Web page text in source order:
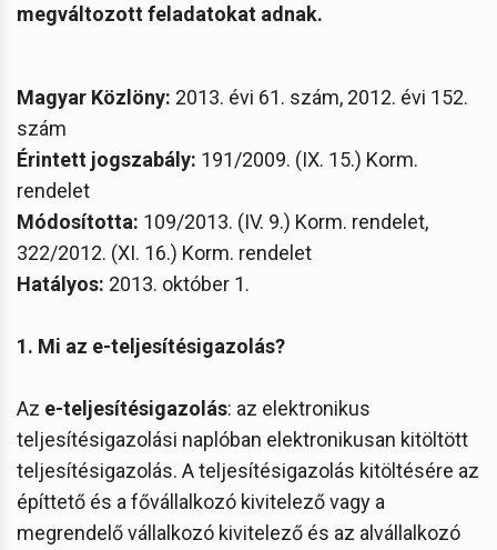
megváltozott feladatokat adnak.
Magyar Közlöny: 2013. évi 61. szám, 2012. évi 152.
szám
Érintett jogszabály: 191/2009. (IX. 15.) Korm.
rendelet
Módosította: 109/2013. (IV. 9.) Korm. rendelet,
322/2012. (XI. 16.) Korm. rendelet
Hatályos: 2013. október 1.
1. Mi az e-teljesítésigazolás?
Az e-teljesítésigazolás: az elektronikus
teljesítésigazolási naplóban elektronikusan kitöltött
teljesítésigazolás. A teljesítésigazolás kitöltésére az
építtető és a fővállalkozó kivitelező vagy a
megrendelő vállalkozó kivitelező és az alvállalkozó